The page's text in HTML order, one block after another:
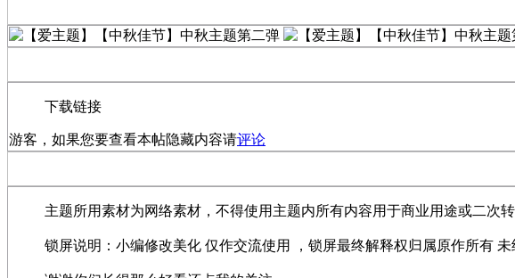
下载链接
游客，如果您要查看本帖隐藏内容请评论
主题所用素材为网络素材，不得使用主题内所有内容用于商业用途或二次
锁屏说明：小编修改美化 仅作交流使用 ，锁屏最终解释权归属原作所有